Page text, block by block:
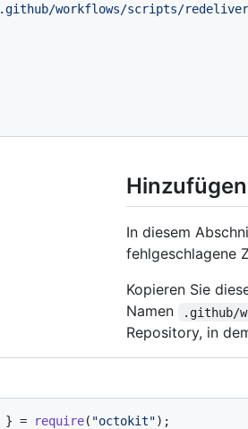
.github/workflows/scripts/
In diesem
fehlgeschlagene
Kopieren Sie
Namen
.github/
Repository, in
} = require( "octokit");